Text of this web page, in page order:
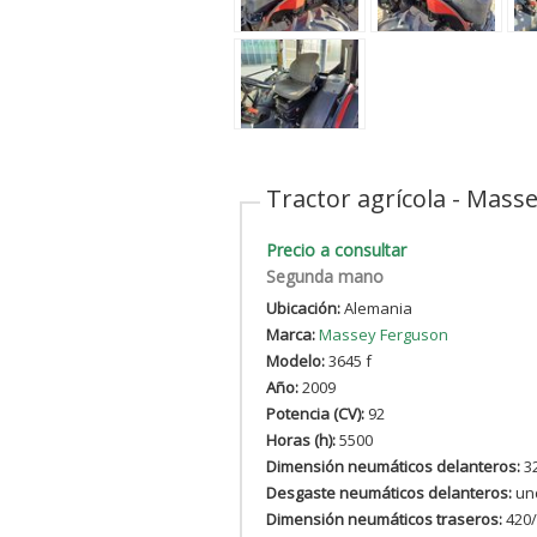
Tractor agrícola -
Precio a consultar
Segunda mano
Ubicación:Alemania
Marca:Massey Ferguson
Modelo:3645 f
Año:2009
Potencia (CV):92
Horas (h):5500
Dimensión neumáticos delanteros:
Desgaste neumáticos delanteros:
Dimensión neumáticos traseros:420/